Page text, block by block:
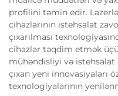
profilini təmin edir.
cihazlarının istehsalat
çıxarılması
cihazlar təqdim etmək
mühəndisliyi və istehsalat
çıxan yeni innovasiyaları
texnologiyalarının